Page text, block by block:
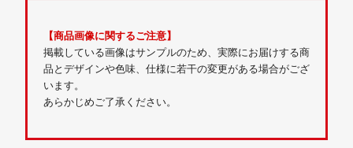
【商品画像に関するご注意】
掲載している画像はサンプルのため、実際にお届けする商
品とデザインや色味、仕様に若干の変更がある場合がござ
います。
あらかじめご了承ください。